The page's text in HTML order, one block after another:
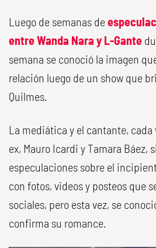
Luego de semanas de
entre Wanda Nara y L-Gante
semana se conoció la imagen
relación luego de un show que
Quilmes.
La mediática y el cantante, cada
ex, Mauro Icardi y Tamara Báez,
especulaciones sobre el
con fotos, videos y posteos que
sociales, pero esta vez, se
confirma su romance.